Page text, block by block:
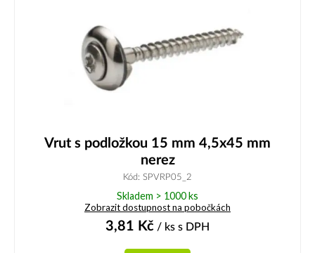
Vrut s podložkou 15 mm 4,5x45 mm
nerez
Kód: SPVRP05_2
Skladem > 1000 ks
Zobrazit dostupnost na pobočkách
3,81 Kč / ks s DPH